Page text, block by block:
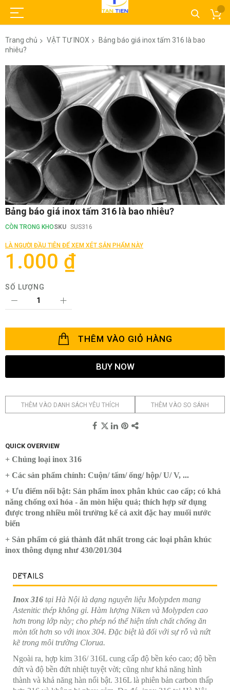
Trang chủ VẬT TƯ INOX
Bảng báo giá inox tấm 316 là bao
nhiêu?
Chuyển
đến
phần
đầu
của
thư
hình
Chuyển
đến
phần
của
thư
hình
Bảng báo giá inox tấm 316 là bao nhiêu?
CÒN TRONG KHOSKU SUS316
LÀ NGƯỜI ĐẦU TIÊN ĐỂ XEM XÉT SẢN PHẨM NÀY
1.000 ₫
SỐ LƯỢNG
THÊM VÀO GIỎ HÀNG
BUY NOW
THÊM VÀO DANH SÁCH YÊU THÍCH THÊM VÀO SO SÁNH
QUICK OVERVIEW
+ Chủng loại inox 316
+ Các sản phẩm chính: Cuộn/ tấm/ ống/ hộp/ U/ V, ...
+ Ưu điểm nổi bật: Sản phẩm inox phân khúc cao cấp; có khả
năng chống oxi hóa - ăn mòn hiệu quả; thích hợp sử dụng
được trong nhiều môi trường kể cả axit đặc hay muối nước
biển
+ Sản phẩm có giá thành đắt nhất trong các loại phân khúc
inox thông dụng như 430/201/304
DETAILS
Inox 316 tại Hà Nội là dạng nguyên liệu Molypden mang
Astenitic thép không gỉ. Hàm lượng Niken và Molypden cao
hơn trong lớp này; cho phép nó thể hiện tính chất chống ăn
mòn tốt hơn so với inox 304. Đặc biệt là đối với sự rỗ và nứt
kẽ trong môi trường Clorua.
Ngoài ra, hợp kim 316/ 316L cung cấp độ bền kéo cao; độ bền
đứt và độ bền đứt nhiệt tuyệt vời; cũng như khả năng hình
thành và khả năng hàn nổi bật. 316L là phiên bản carbon thấp